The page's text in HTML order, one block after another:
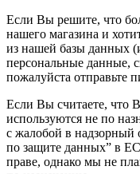
Если Вы решите, что
нашего магазина и
из нашей базы данных
персональные данные,
пожалуйста отправьте
Если Вы считаете, что
используются не по
с жалобой в надзорный
по защите данных” в
праве, однако мы не